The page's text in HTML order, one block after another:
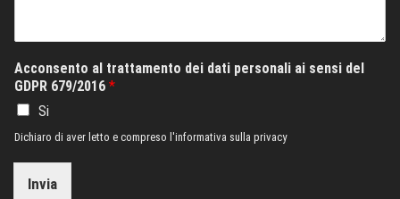
Acconsento al trattamento dei dati personali ai sensi del
GDPR 679/2016 *
Si
Dichiaro di aver letto e compreso l'informativa sulla privacy
Invia